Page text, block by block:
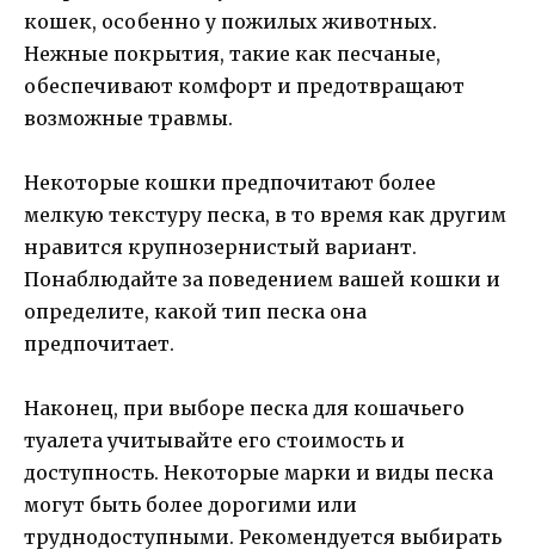
кошек, особенно у пожилых животных.
Нежные покрытия, такие как песчаные,
обеспечивают комфорт и предотвращают
возможные травмы.
Некоторые кошки предпочитают более
мелкую текстуру песка, в то время как другим
нравится крупнозернистый вариант.
Понаблюдайте за поведением вашей кошки и
определите, какой тип песка она
предпочитает.
Наконец, при выборе песка для кошачьего
туалета учитывайте его стоимость и
доступность. Некоторые марки и виды песка
могут быть более дорогими или
труднодоступными. Рекомендуется выбирать